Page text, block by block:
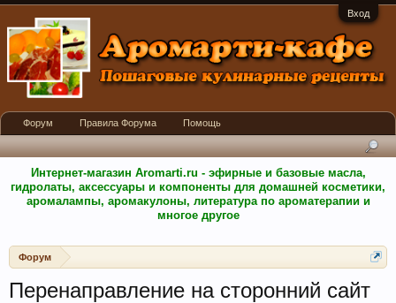
Вход
Интернет-магазин Aromarti.ru - эфирные и базовые масла,
гидролаты, аксессуары и компоненты для домашней косметики,
аромалампы, аромакулоны, литература по ароматерапии и
многое другое
Форум
Перенаправление на сторонний сайт
Форум Правила Форума Помощь